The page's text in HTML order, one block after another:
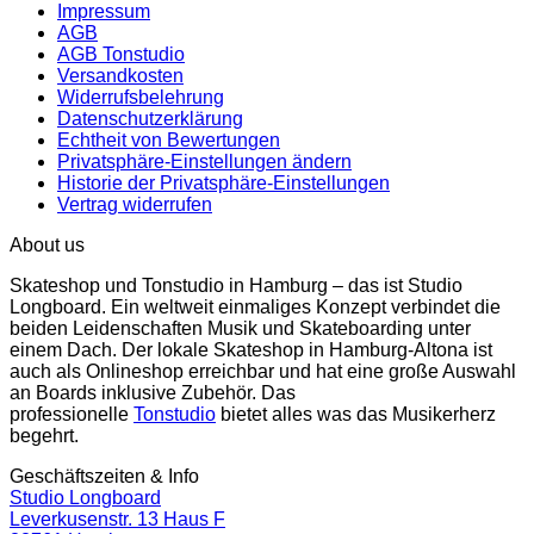
Impressum
AGB
AGB Tonstudio
Versandkosten
Widerrufsbelehrung
Datenschutzerklärung
Echtheit von Bewertungen
Privatsphäre-Einstellungen ändern
Historie der Privatsphäre-Einstellungen
Vertrag widerrufen
About us
Skateshop und Tonstudio in Hamburg – das ist Studio
Longboard. Ein weltweit einmaliges Konzept verbindet die
beiden Leidenschaften Musik und Skateboarding unter
einem Dach. Der lokale Skateshop in Hamburg-Altona ist
auch als Onlineshop erreichbar und hat eine große Auswahl
an Boards inklusive Zubehör. Das
professionelle Tonstudio bietet alles was das Musikerherz
begehrt.
Geschäftszeiten & Info
Studio Longboard
Leverkusenstr. 13 Haus F